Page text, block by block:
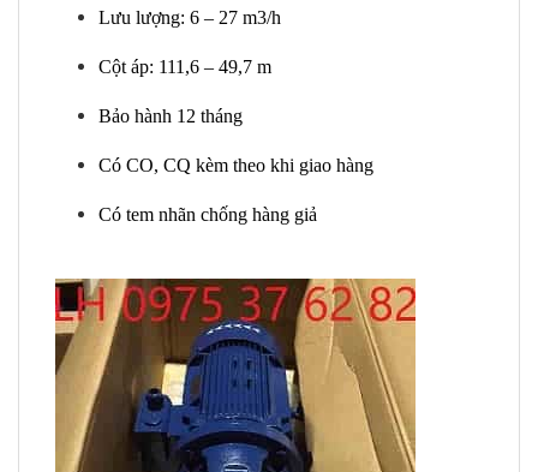
Lưu lượng: 6 – 27 m3/h
Cột áp: 111,6 – 49,7 m
Bảo hành 12 tháng
Có CO, CQ kèm theo khi giao hàng
Có tem nhãn chống hàng giả